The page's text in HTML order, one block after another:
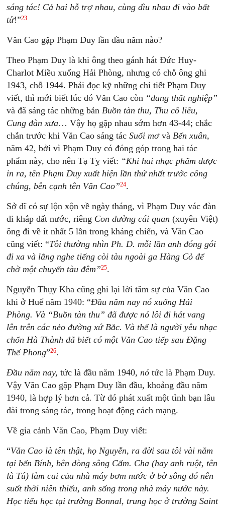
sáng tác! Cả hai hỗ trợ nhau, cùng dìu nhau đi vào bất
tử!”23
Văn Cao gặp Phạm Duy lần đầu năm nào?
Theo Phạm Duy là khi ông theo gánh hát Đức Huy-
Charlot Miều xuống Hải Phòng, nhưng có chỗ ông ghi
1943, chỗ 1944. Phải đọc kỹ những chi tiết Phạm Duy
viết, thì mới biết lúc đó Văn Cao còn “đang thất nghiệp”
và đã sáng tác những bảnBuồn tàn thu, Thu cô liêu,
Cung đàn xưa… Vậy họ gặp nhau sớm hơn 43-44; chắc
chắn trước khi Văn Cao sáng tácSuối mơvàBến xuân,
năm 42, bởi vì Phạm Duy có đóng góp trong hai tác
phẩm này, cho nên Tạ Tỵ viết: “Khi hai nhạc phẩm được
in ra, tên Phạm Duy xuất hiện lần thứ nhất trước công
chúng, bên cạnh tên Văn Cao”24.
Sở dĩ có sự lộn xộn về ngày tháng, vì Phạm Duy vác đàn
đi khắp đất nước, riêng Con đường cái quan (xuyên Việt)
ông đi về ít nhất 5 lần trong kháng chiến, và Văn Cao
cũng viết: “Tôi thường nhìn Ph. D. mỗi lần anh đóng gói
đi xa và lắng nghe tiếng còi tàu ngoài ga Hàng Cỏ để
chờ một chuyến tàu đêm”25.
Nguyễn Thụy Kha cũng ghi lại lời tâm sự của Văn Cao
khi ở Huế năm 1940: “Đầu năm nay nó xuống Hải
Phòng. Và “Buồn tàn thu” đã được nó lôi đi hát vang
lên trên các nẻo đường xứ Bắc. Và thế là người yêu nhạc
chốn Hà Thành đã biết có một Văn Cao tiếp sau Đặng
Thế Phong”26.
Đầu năm nay, tức là đầu năm 1940,nó tức là Phạm Duy.
Vậy Văn Cao gặp Phạm Duy lần đầu, khoảng đầu năm
1940, là hợp lý hơn cả. Từ đó phát xuất một tình bạn lâu
dài trong sáng tác, trong hoạt động cách mạng.
Về gia cảnh Văn Cao, Phạm Duy viết:
“Văn Cao là tên thật, họ Nguyễn, ra đời sau tôi vài năm
tại bến Bính, bên dòng sông Cấm. Cha (hay anh ruột, tên
là Tú) làm cai của nhà máy bơm nước ở bờ sông đó nên
suốt thời niên thiếu, anh sống trong nhà máy nước này.
Học tiểu học tại trường Bonnal, trung học ở trường Saint